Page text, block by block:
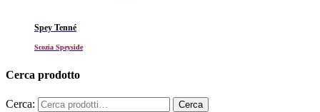
Spey Tenné
Scozia Speyside
Cerca prodotto
Cerca: